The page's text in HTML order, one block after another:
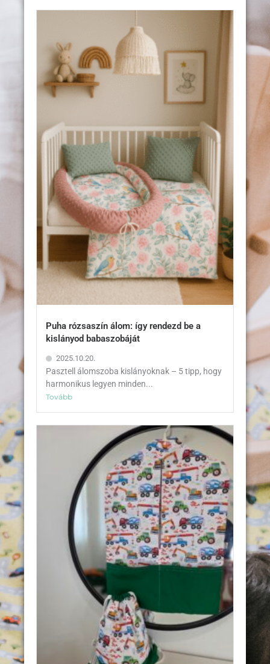
Puha rózsaszín álom: így rendezd be a
kislányod babaszobáját
2025.10.20.
Pasztell álomszoba kislányoknak – 5 tipp, hogy
harmonikus legyen minden...
Tovább